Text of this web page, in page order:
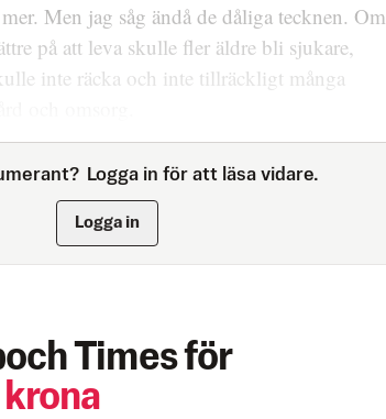
Men jag såg ändå de dåliga tecknen. Om
på att leva skulle fler äldre bli sjukare,
inte räcka och inte tillräckligt många
Logga in för att läsa vidare.
Logga in
Times för
krona